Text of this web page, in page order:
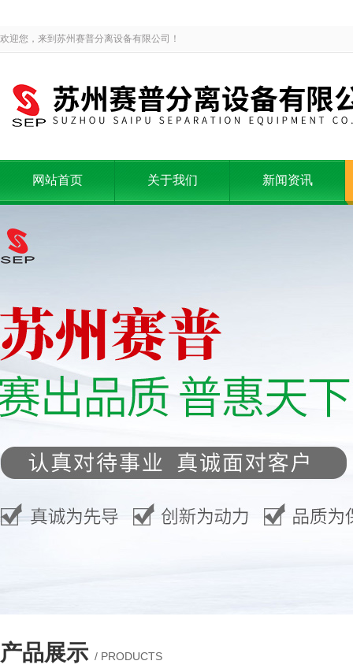
欢迎您，来到苏州赛普分离设备有限公司！
网站首页 关于我们 新闻资讯
产品展示 / PRODUCTS